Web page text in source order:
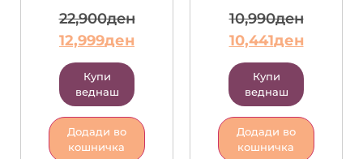
22,900ден
12,999ден
Купи
веднаш
Додади во
кошничка
10,990ден
10,441ден
Купи
веднаш
Додади во
кошничка